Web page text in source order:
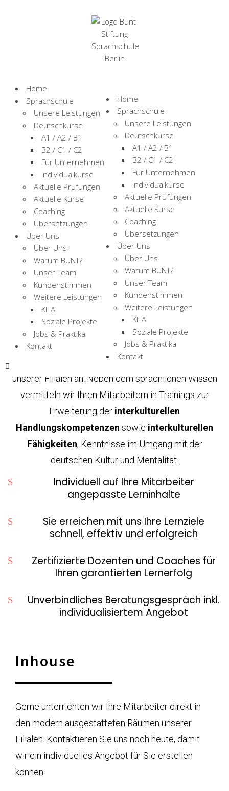
Home
Sprachschule
Unsere Leistungen
Deutschkurse
A1 / A2 / B1
B2 / C1 / C2
Für Unternehmen
Individualkurse
Aktuelle Prüfungen
Aktuelle Kurse
Coaching
Übersetzungen
Über Uns
Über Uns
Warum BUNT?
Unser Team
Kundenstimmen
Weitere Leistungen
KITA
Soziale Projekte
Jobs & Praktika
Kontakt
Home
Sprachschule
Unsere Leistungen
Deutschkurse
A1 / A2 / B1
B2 / C1 / C2
Für Unternehmen
Individualkurse
Aktuelle Prüfungen
Aktuelle Kurse
Coaching
Übersetzungen
Über Uns
Über Uns
Warum BUNT?
Unser Team
Kundenstimmen
Weitere Leistungen
KITA
Soziale Projekte
Jobs & Praktika
Kontakt
Deutsch für Ihren
Unternehmenserfolg
Deutsch ist entscheidend für Ihre Mitarbeiter und Ihr
Business? Dann sind Sie hier richtig!
Wir bieten individuell auf die Ziele und Bedürfnisse
Ihres Unternehmens zugeschnittene Deutschkurse an.
UnsereDeutschkurse für Firmenbieten wir flexibel
und ortsunabhängig in Ihren Räumlichkeiten oder einer
unserer Filialen an. Neben dem sprachlichen Wissen
vermitteln wir Ihren Mitarbeitern in Trainings zur
Erweiterung der interkulturellen
Handlungskompetenzen sowie interkulturellen
Fähigkeiten, Kenntnisse im Umgang mit der
deutschen Kultur und Mentalität.
Individuell auf Ihre Mitarbeiter
angepasste Lerninhalte
Sie erreichen mit uns Ihre Lernziele
schnell, effektiv und erfolgreich
Zertifizierte Dozenten und Coaches für
Ihren garantierten Lernerfolg
Unverbindliches Beratungsgespräch inkl.
individualisiertem Angebot
Inhouse
Gerne unterrichten wir Ihre Mitarbeiter direkt in
den modern ausgestatteten Räumen unserer
Filialen. Kontaktieren Sie uns noch heute, damit
wir ein individuelles Angebot für Sie erstellen
können.